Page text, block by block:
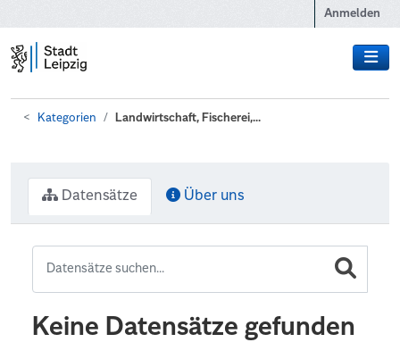
Anmelden
Kategorien Landwirtschaft, Fischerei,...
Datensätze Über uns
Keine Datensätze gefunden